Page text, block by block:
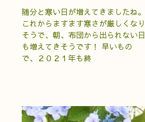
随分と寒い日が増えてきましたね。
これからますます寒さが厳しくなり
そうで、朝、布団から出られない日
も増えてきそうです！ 早いもの
で、２０２１年も終